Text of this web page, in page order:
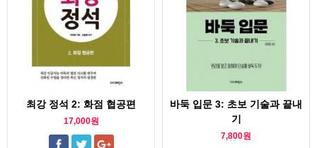
최강 정석 2: 화점 협공편
17,000원
바둑 입문 3: 초보 기술과 끝내
기
7,800원